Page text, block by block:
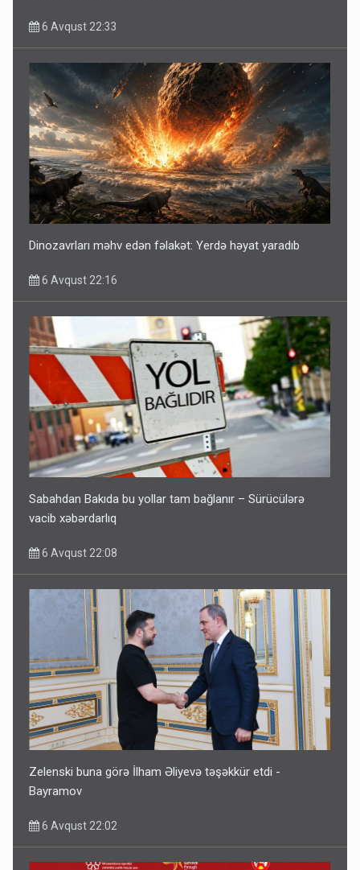
6 Avqust 22:33
Dinozavrları məhv edən fəlakət: Yerdə həyat yaradıb
6 Avqust 22:16
Sabahdan Bakıda bu yollar tam bağlanır – Sürücülərə
vacib xəbərdarlıq
6 Avqust 22:08
Zelenski buna görə İlham Əliyevə təşəkkür etdi -
Bayramov
6 Avqust 22:02